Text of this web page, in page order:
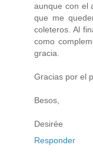
aunque con el
que me
coleteros. Al
como
gracia.
Gracias por el
Besos,
Desirée
Responder